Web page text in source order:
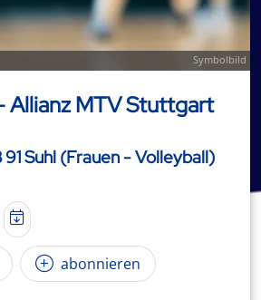
Symbolbild
Allianz MTV Stuttgart
Suhl (Frauen - Volleyball)
abonnieren